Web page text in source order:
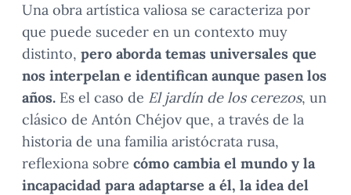
Una obra artística valiosa se caracteriza por
que puede suceder en un contexto muy
distinto, pero aborda temas universales que
nos interpelan e identifican aunque pasen los
años. Es el caso de El jardín de los cerezos, un
clásico de Antón Chéjov que, a través de la
historia de una familia aristócrata rusa,
reflexiona sobre cómo cambia el mundo y la
incapacidad para adaptarse a él, la idea del